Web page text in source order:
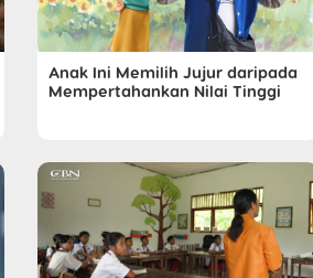
Anak Ini Memilih Jujur daripada
Mempertahankan Nilai Tinggi